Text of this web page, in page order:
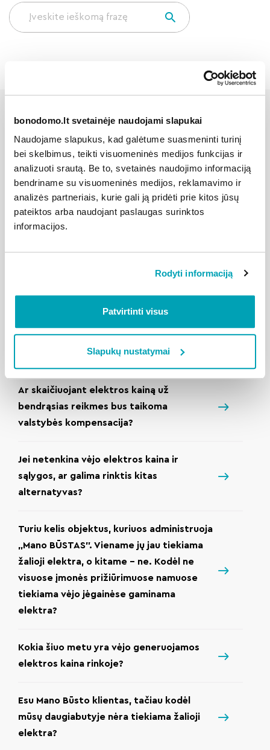
bonodomo.lt svetainėje naudojami slapukai
Naudojame slapukus, kad galėtume suasmeninti turinį
bei skelbimus, teikti visuomeninės medijos funkcijas ir
analizuoti srautą. Be to, svetainės naudojimo informaciją
bendriname su visuomeninės medijos, reklamavimo ir
analizės partneriais, kurie gali ją pridėti prie kitos jūsų
pateiktos arba naudojant paslaugas surinktos
informacijos.
Rodyti informaciją
Patvirtinti visus
Slapukų nustatymai
Kiti šios kategorijos
klausimai
Kodėl sąskaitą už bendrojo naudojimo
elektrą kiekvieną mėnesį yra skirtinga?
Kodėl bendrą elektrą tiekia Mano Būstas,
o ne elektros tiekėjas?
Ar skaičiuojant elektros kainą už
bendrąsias reikmes bus taikoma
valstybės kompensacija?
Jei netenkina vėjo elektros kaina ir
sąlygos, ar galima rinktis kitas
alternatyvas?
Turiu kelis objektus, kuriuos administruoja
„Mano BŪSTAS”. Viename jų jau tiekiama
žalioji elektra, o kitame – ne. Kodėl ne
visuose įmonės prižiūrimuose namuose
tiekiama vėjo jėgainėse gaminama
elektra?
Kokia šiuo metu yra vėjo generuojamos
elektros kaina rinkoje?
Esu Mano Būsto klientas, tačiau kodėl
mūsų daugiabutyje nėra tiekiama žalioji
elektra?